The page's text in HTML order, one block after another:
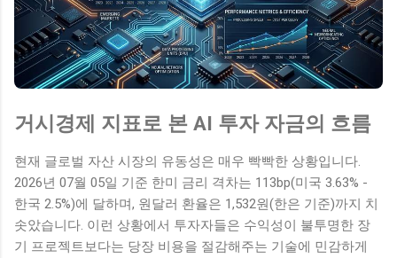
거시경제 지표로 본 AI 투자 자금의 흐름
현재 글로벌 자산 시장의 유동성은 매우 빡빡한 상황입니다.
2026년 07월 05일 기준 한미 금리 격차는 113bp(미국 3.63% -
한국 2.5%)에 달하며, 원달러 환율은 1,532원(한은 기준)까지 치
솟았습니다. 이런 상황에서 투자자들은 수익성이 불투명한 장
기 프로젝트보다는 당장 비용을 절감해주는 기술에 민감하게